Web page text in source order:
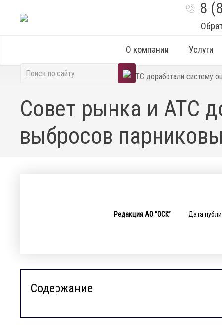
8
О компании Услуги
Главная|Новости Совет рынка и АТС доработали систему
Совет рынка и АТС
выбросов
Редакция АО “ОСК” Дата
Содержание